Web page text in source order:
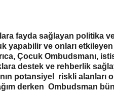
fayda sağlayan politika
yapabilir ve onları
Çocuk Ombudsmanı,
destek ve rehberlik
potansiyel riskli alanları
derken Ombudsman